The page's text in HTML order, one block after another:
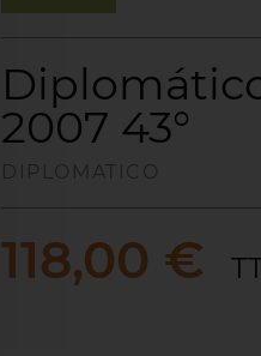
2007 43°
DIPLOMATICO
118,00 €